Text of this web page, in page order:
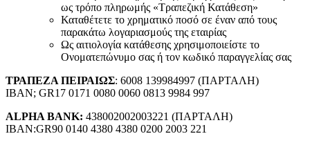
ως τρόπο πληρωμής «Τραπεζική Κατάθεση»
Καταθέτετε το χρηματικό ποσό σε έναν από τους
παρακάτω λογαριασμούς της εταιρίας
Ως αιτιολογία κατάθεσης χρησιμοποιείστε το
Ονοματεπώνυμο σας ή τον κωδικό παραγγελίας σας
ΤΡΑΠΕΖΑ ΠΕΙΡΑΙΩΣ: 6008 139984997 (ΠΑΡΤΑΛΗ)
IBAN; GR17 0171 0080 0060 0813 9984 997
ALPHA BANK: 438002002003221 (ΠΑΡΤΑΛΗ)
IBAN:GR90 0140 4380 4380 0200 2003 221